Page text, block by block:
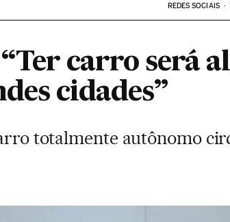
REDES SOCIAIS
carro será
cidades”
totalmente autônomo